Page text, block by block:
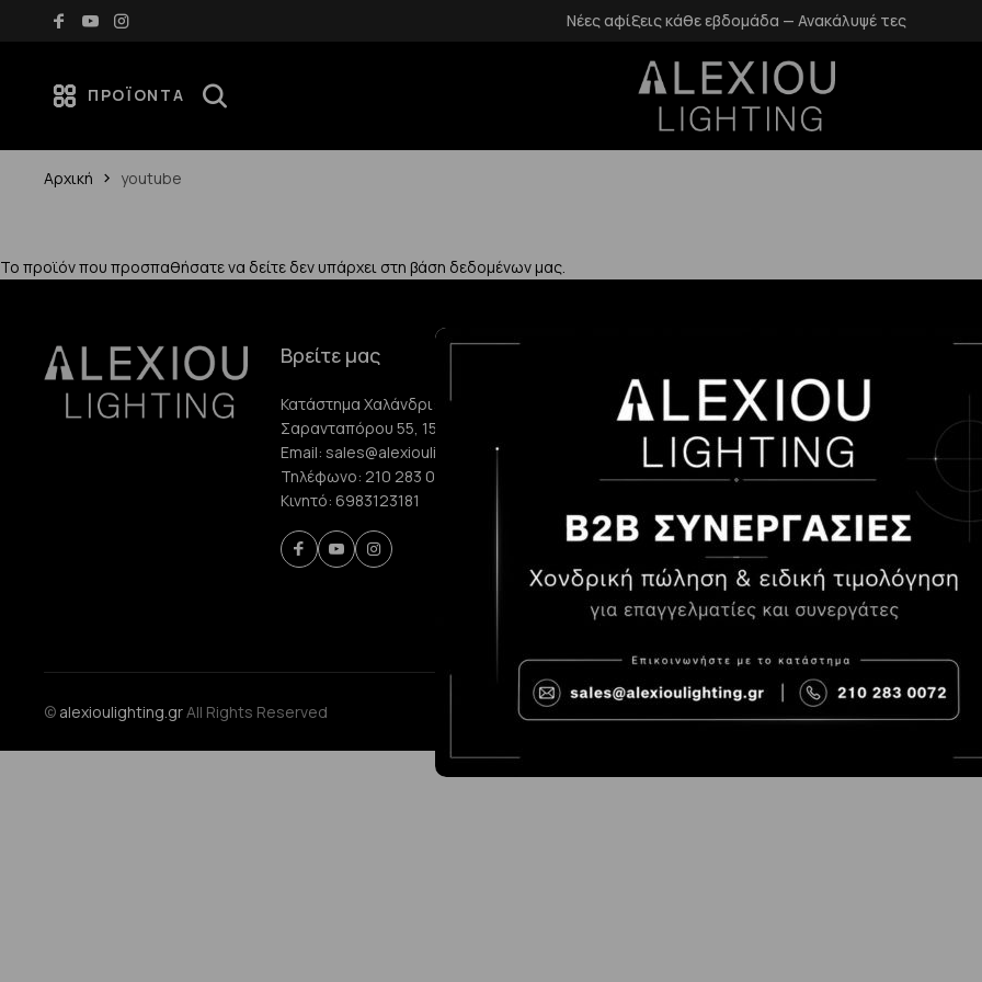
Δωρεάν μεταφορικά για αγορές άνω των 70€ Νέες αφίξεις κάθε εβδομάδα — Ανακάλυψέ τες
ΠΡΟΪΌΝΤΑ
Αρχική youtube
Το προϊόν που προσπαθήσατε να δείτε δεν υπάρχει στη βάση δεδομένων μας.
Βρείτε μας
Κατάστημα Χαλάνδρι:
Σαρανταπόρου 55, 15232, Χαλάνδρι
Email: sales@alexioulighting.gr
Τηλέφωνο: 210 283 0072
Κινητό: 6983123181
Η Εταιρεία μας
Επικοινωνία
Blog
Τρόποι Παραγγελίας
Τρόποι Αποστολής και
κόστος
Επιστροφές
Προστασία
Δεδομένων
Όροι χρήσης
Cookies
Consent
© alexioulighting.grAll Rights Reserved